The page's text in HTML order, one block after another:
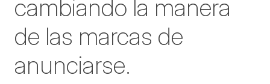
cambiando la manera
de las marcas de
anunciarse.